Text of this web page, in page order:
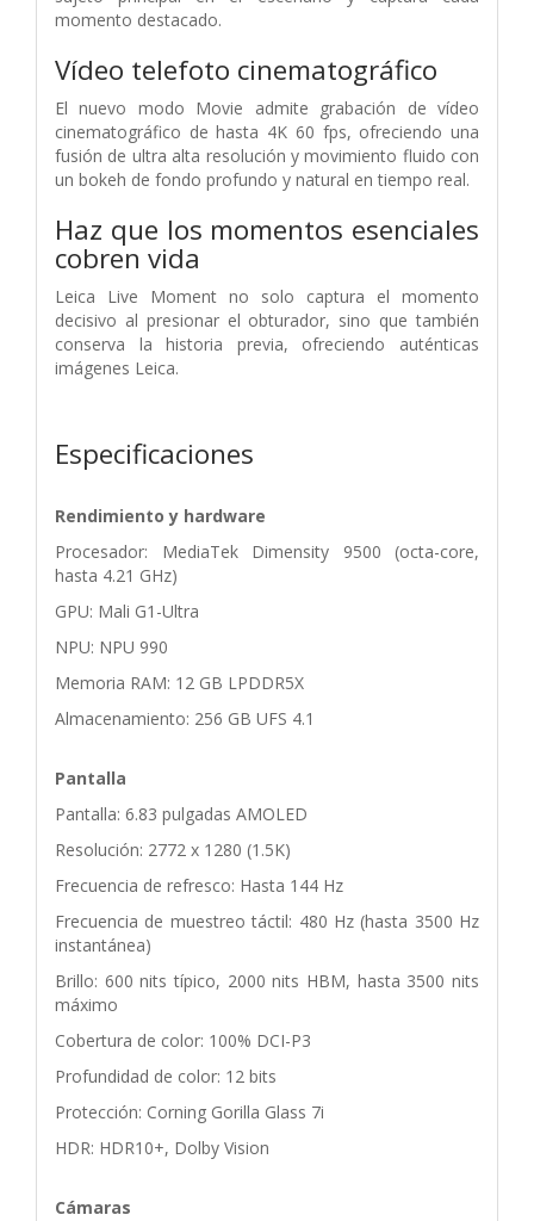
momento destacado.
Vídeo telefoto cinematográfico
El nuevo modo Movie admite grabación de vídeo
cinematográfico de hasta 4K 60 fps, ofreciendo una
fusión de ultra alta resolución y movimiento fluido con
un bokeh de fondo profundo y natural en tiempo real.
Haz que los momentos esenciales
cobren vida
Leica Live Moment no solo captura el momento
decisivo al presionar el obturador, sino que también
conserva la historia previa, ofreciendo auténticas
imágenes Leica.
Especificaciones
Rendimiento y hardware
Procesador: MediaTek Dimensity 9500 (octa-core,
hasta 4.21 GHz)
GPU: Mali G1-Ultra
NPU: NPU 990
Memoria RAM: 12 GB LPDDR5X
Almacenamiento: 256 GB UFS 4.1
Pantalla
Pantalla: 6.83 pulgadas AMOLED
Resolución: 2772 x 1280 (1.5K)
Frecuencia de refresco: Hasta 144 Hz
Frecuencia de muestreo táctil: 480 Hz (hasta 3500 Hz
instantánea)
Brillo: 600 nits típico, 2000 nits HBM, hasta 3500 nits
máximo
Cobertura de color: 100% DCI-P3
Profundidad de color: 12 bits
Protección: Corning Gorilla Glass 7i
HDR: HDR10+, Dolby Vision
Cámaras